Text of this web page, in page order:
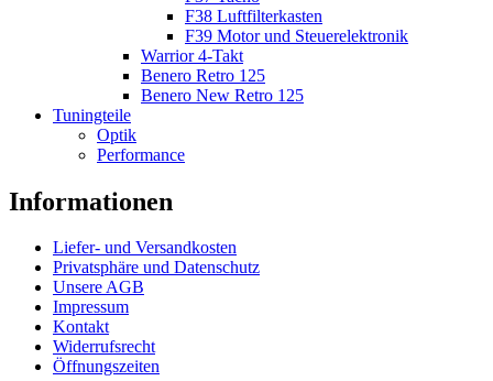
F38 Luftfilterkasten
F39 Motor und Steuerelektronik
Warrior 4-Takt
Benero Retro 125
Benero New Retro 125
Tuningteile
Optik
Performance
Informationen
Liefer- und Versandkosten
Privatsphäre und Datenschutz
Unsere AGB
Impressum
Kontakt
Widerrufsrecht
Öffnungszeiten